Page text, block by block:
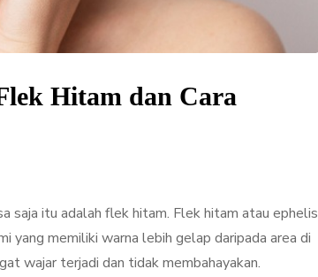
Hitam dan Cara
saja itu adalah flek hitam. Flek hitam atau ephelis
yang memiliki warna lebih gelap daripada area di
wajar terjadi dan tidak membahayakan.